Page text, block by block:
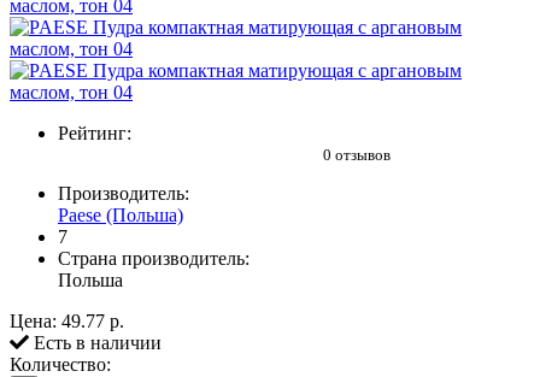
Рейтинг:
0 отзывов
Производитель:
Paese (Польша)
7
Страна производитель:
Польша
Цена: 49.77 р.
Есть в наличии
Количество: